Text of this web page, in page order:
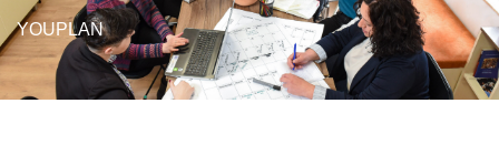
YOUPLAN